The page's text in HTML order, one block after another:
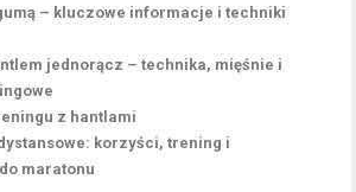
– kluczowe informacje i techniki
jednorącz – technika, mięśnie i
z hantlami
korzyści, trening i
maratonu